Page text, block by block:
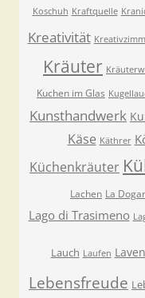
Koschuh Kraftquelle
Kreativität
Kräuter
Kuchen im Glas
Kunsthandwerk
Käse Käthrer
Küchenkräuter
Lachen La
Lago di Trasimeno
Lauch Laufen
Lebensfreude